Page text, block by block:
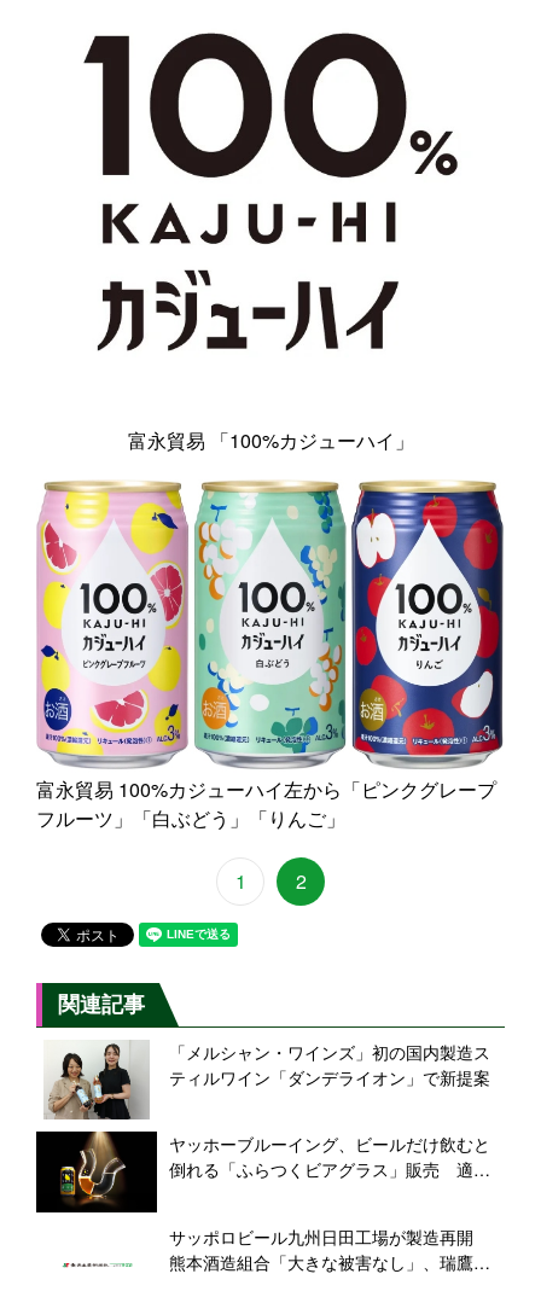
富永貿易 「100%カジューハイ」
富永貿易 100%カジューハイ左から「ピンクグレープ
フルーツ」「白ぶどう」「りんご」
1 2
関連記事
「メルシャン・ワインズ」初の国内製造ス
ティルワイン「ダンデライオン」で新提案
ヤッホーブルーイング、ビールだけ飲むと
倒れる「ふらつくビアグラス」販売 適正
サッポロビール九州日田工場が製造再開
熊本酒造組合「大きな被害なし」、瑞鷹は